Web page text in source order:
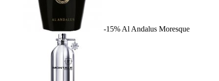
-15% Al Andalus Moresque